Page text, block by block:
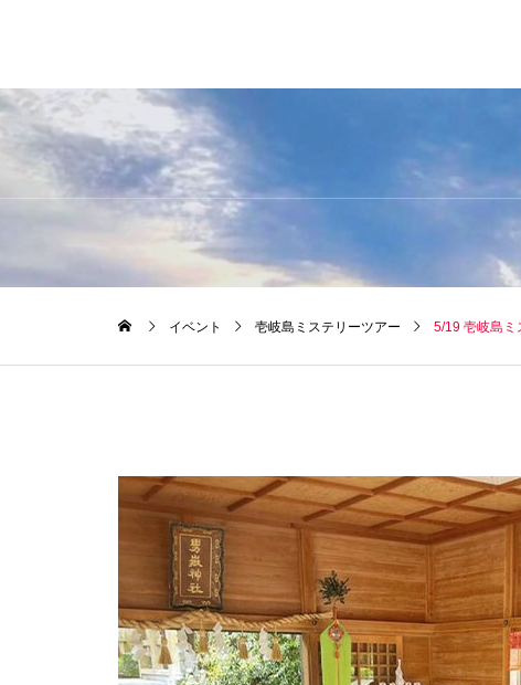
イベント 壱岐島ミステリーツアー 5/19 壱岐島ミ